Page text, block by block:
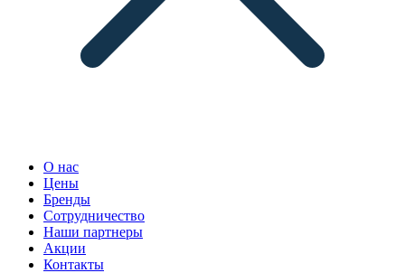
О нас
Цены
Бренды
Сотрудничество
Наши партнеры
Акции
Контакты